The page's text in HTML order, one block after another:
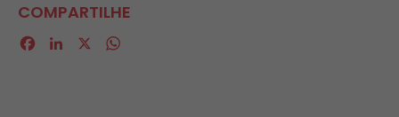
COMPARTILHE
Facebook
LinkedIn